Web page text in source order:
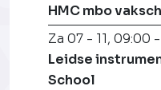
HMC mbo
Za 07 - 11, 09:00 -
Leidse
School